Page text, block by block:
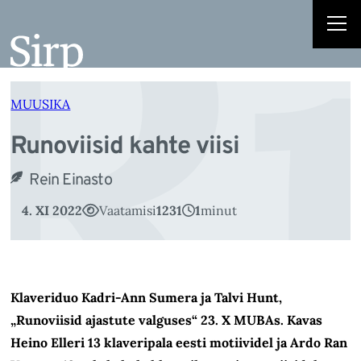
juurde
MUUSIKA
Runoviisid kahte viisi
Rein Einasto
4. XI 2022 Vaatamisi1231 1minut
Klaveriduo Kadri-Ann Sumera ja Talvi Hunt,
„Runoviisid ajastute valguses“ 23. X MUBAs. Kavas
Heino Elleri 13 klaveripala eesti motiividel ja Ardo Ran